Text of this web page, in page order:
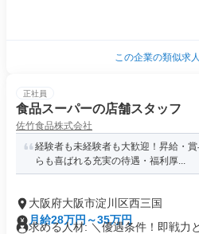
この企業の類似求
正社員
食品スーパーの店舗スタッフ
佐竹食品株式会社
経験者も未経験者も大歓迎！昇給・
らも喜ばれる充実の待遇・福利厚...
大阪府大阪市淀川区西三国
月給28万円～35万円
求める人材: ＼優遇条件！即戦力